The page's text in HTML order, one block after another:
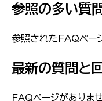
会事務局
参照の多い質
参照されたFAQペー
最新の質問と
FAQページがありませ